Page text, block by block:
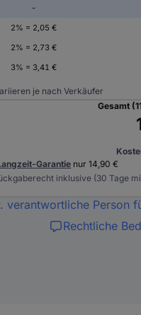
-
2% = 2,05 €
2% = 2,73 €
3% = 3,41 €
je nach Verkäufer
Gesamt
Garantie nur 14,90 €
inklusive (30 Tage
verantwortliche Person
Rechtliche